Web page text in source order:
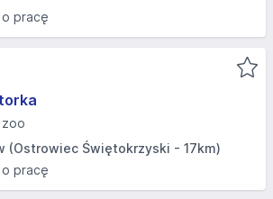
pracę
zoo
(Ostrowiec Świętokrzyski - 17km)
pracę